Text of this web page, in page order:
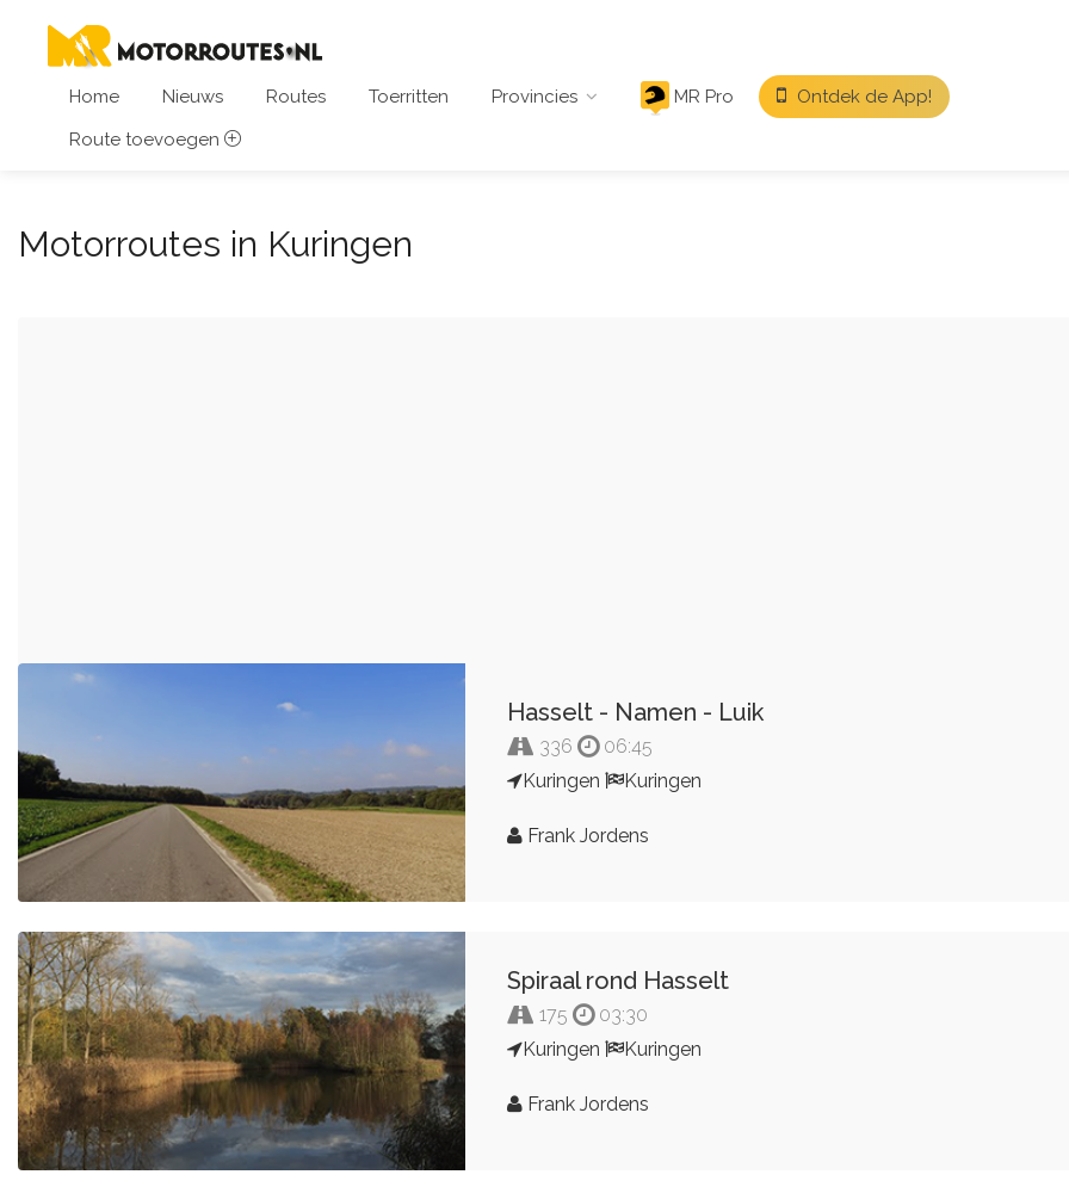
Home Nieuws Routes Toerritten Provincies MR Pro
Ontdek de App!
Route toevoegen
Motorroutes in Kuringen
Hasselt - Namen - Luik
336
06:45
Kuringen
Kuringen
Frank Jordens
Spiraal rond Hasselt
175
03:30
Kuringen
Kuringen
Frank Jordens